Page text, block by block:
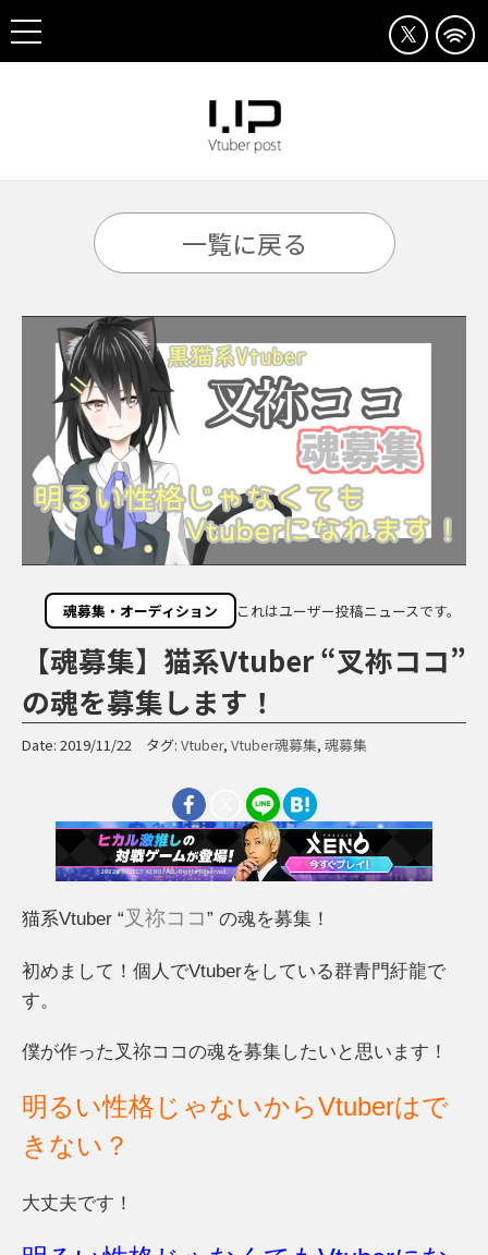
一覧に戻る
魂募集・オーディション これはユーザー投稿ニュースです。
【魂募集】猫系Vtuber “叉祢ココ”
の魂を募集します！
Date: 2019/11/22 タグ: Vtuber, Vtuber魂募集, 魂募集
猫系Vtuber “叉祢ココ” の魂を募集！
初めまして！個人でVtuberをしている群青門紆龍で
す。
僕が作った叉祢ココの魂を募集したいと思います！
明るい性格じゃないからVtuberはで
きない？
大丈夫です！